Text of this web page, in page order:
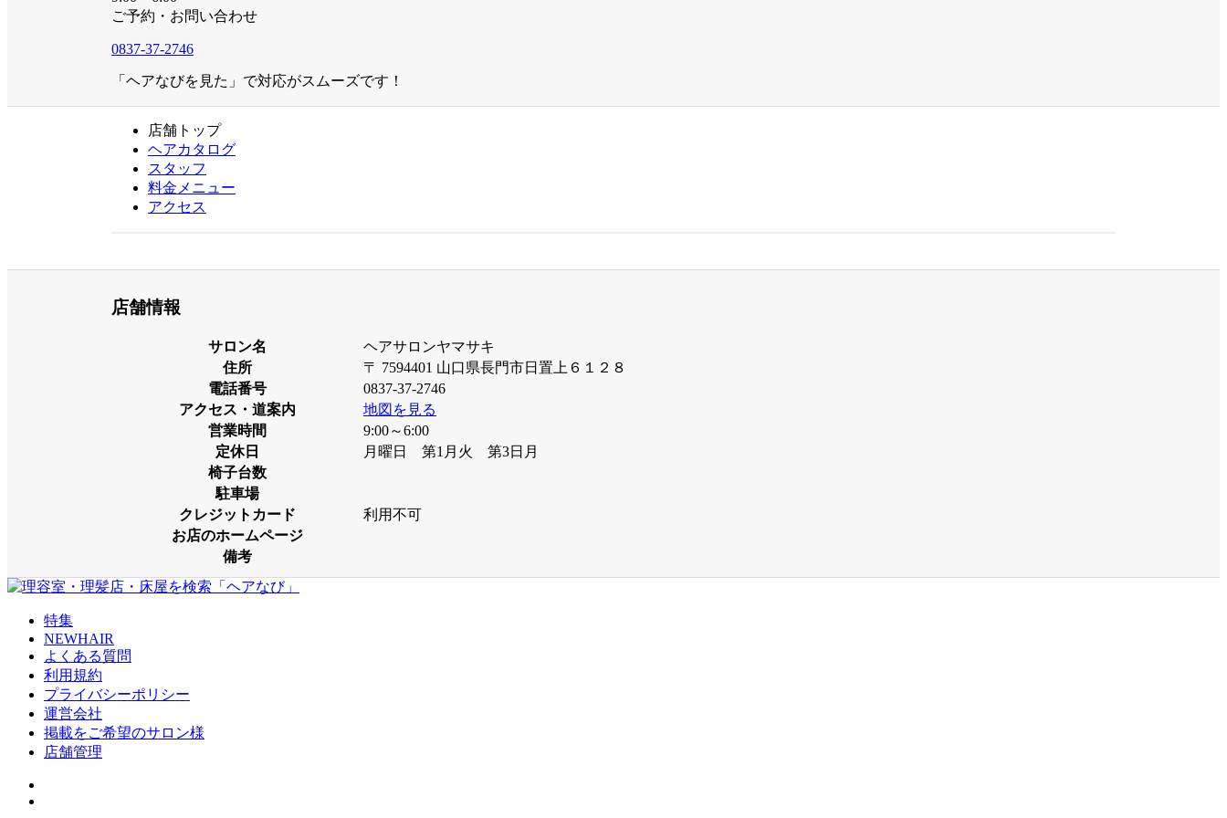
ご予約・お問い合わせ
0837-37-2746
「ヘアなびを見た」で対応がスムーズです！
店舗 トップ
ヘアカタログ
スタッフ
料金 メニュー
アクセス
店舗情報
サロン名
ヘアサロンヤマサキ
住所
〒 7594401 山口県長門市日置上６１２８
電話番号
0837-37-2746
アクセス・道案内
地図を見る
営業時間
9:00～6:00
定休日
月曜日 第1月火 第3日月
椅子台数
駐車場
クレジットカード
利用不可
お店のホームページ
備考
特集
NEWHAIR
よくある質問
利用規約
プライバシーポリシー
運営会社
掲載をご希望のサロン様
店舗管理